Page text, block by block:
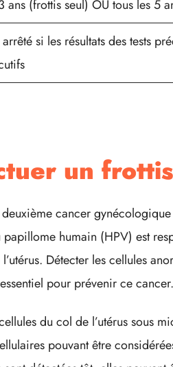
ans (frottis seul) OU tous les 5
arrêté si les résultats des tests
un
cancer
papillome humain (HPV) est
Détecter les cellules
pour prévenir ce cancer.
du col de l’utérus sous
pouvant être